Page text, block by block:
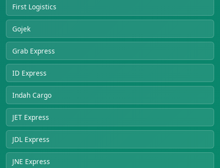
First Logistics
Gojek
Grab Express
ID Express
Indah Cargo
JET Express
JDL Express
JNE Express